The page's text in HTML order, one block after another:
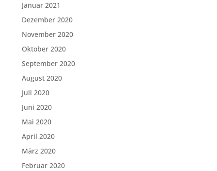
Januar 2021
Dezember 2020
November 2020
Oktober 2020
September 2020
August 2020
Juli 2020
Juni 2020
Mai 2020
April 2020
März 2020
Februar 2020